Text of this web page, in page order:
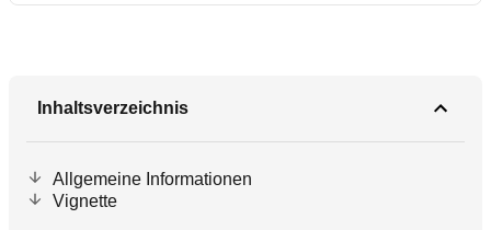
Inhaltsverzeichnis
Allgemeine Informationen
Vignette